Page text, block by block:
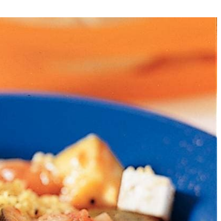
4
grof hakken. In pan olie verhitten. Ui en courgette ca. 5 minuten
en aan kook laten komen. Mengsel afgedekt ca. 20
smaak brengen met zout en peper. Kaasblokjes laten uitlekken.